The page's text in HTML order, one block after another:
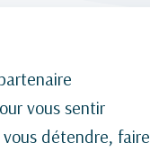
vous sentir
détendre, faire